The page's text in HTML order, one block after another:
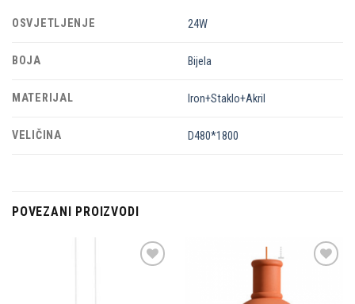
OSVJETLJENJE 24W
BOJA Bijela
MATERIJAL Iron+Staklo+Akril
VELIČINA D480*1800
POVEZANI PROIZVODI